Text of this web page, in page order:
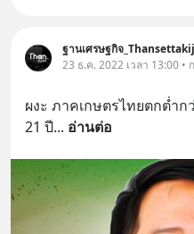
ฐานเศรษฐกิจ_Thansettakij
23 ธ.ค. 2022 เวลา 13:00 •
ผงะ ภาคเกษตรไทยตกต่ำ
21 ปี... อ่านต่อ